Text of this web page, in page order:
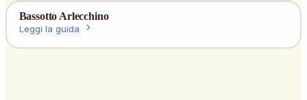
Bassotto Arlecchino
Leggi la guida